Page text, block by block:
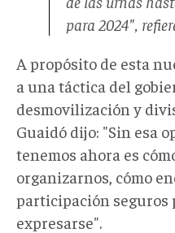
para 2024",
A propósito de esta
a una táctica del
desmovilización y
Guaidó dijo: "Sin esa
tenemos ahora es
organizarnos, cómo
participación seguros
expresarse".